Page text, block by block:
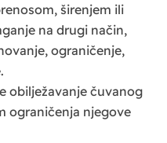
širenjem ili
na drugi način,
ograničenje,
obilježavanje čuvanog
ograničenja njegove